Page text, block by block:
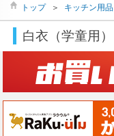
トップ ＞ キッチン用品
白衣（学童用）